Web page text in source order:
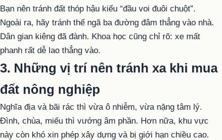
Bạn nên tránh đất thóp hậu kiểu “đầu voi đuôi chuột”.
Ngoài ra, hãy tránh thế ngã ba đường đâm thẳng vào nhà.
Dân gian kiêng đã đành. Khoa học cũng chỉ rõ: xe mất
phanh rất dễ lao thẳng vào.
3. Những vị trí nên tránh xa khi mua
đất nông nghiệp
Nghĩa địa và bãi rác thì vừa ô nhiễm, vừa nặng tâm lý.
Đình, chùa, miếu thì vướng âm phần. Hơn nữa, khu vực
này còn khó xin phép xây dựng và bị giới hạn chiều cao.